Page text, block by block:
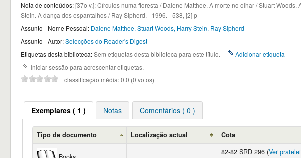
Nota de conteúdos:[37o v.]: Círculos numa floresta / Dalene Matthee. A morte no olhar / Stuart Woods.
Stein. A dança dos espantalhos / Ray Sipherd. - 1996. - 538, [2] p
Assunto - Nome Pessoal: Dalene Matthee, Stuart Woods, Harry Stein, Ray Sipherd
Assunto - Autor:Selecções do Reader's Digest
Etiquetas desta biblioteca:Sem etiquetas desta biblioteca para este título.
Adicionar etiqueta
Iniciar sessão para acrescentar etiquetas.
classificação média: 0.0 (0 votos)
Exemplares ( 1 ) Notas Comentários ( 0 )
Tipo de documento Localização actual Cota
82-82 SRD 296 (Ver